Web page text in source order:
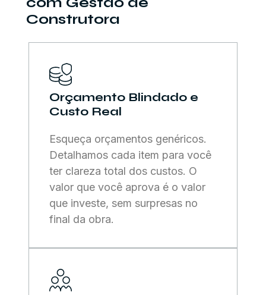
Construtora
Orçamento Blindado e
Custo Real
Esqueça orçamentos genéricos.
Detalhamos cada item para você
ter clareza total dos custos. O
valor que você aprova é o valor
que investe, sem surpresas no
final da obra.